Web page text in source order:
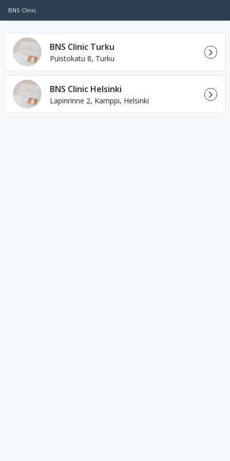
BNS Clinic
BNS Clinic Turku
Puistokatu 8, Turku
BNS Clinic Helsinki
Lapinrinne 2, Kamppi, Helsinki